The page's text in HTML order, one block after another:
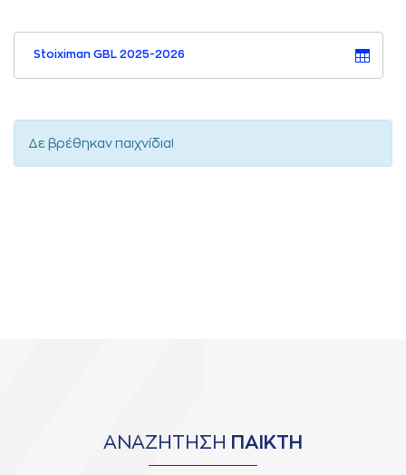
Stoiximan GBL 2025-2026
Δε βρέθηκαν παιχνίδια!
ΑΝΑΖΗΤΗΣΗ ΠΑΙΚΤΗ